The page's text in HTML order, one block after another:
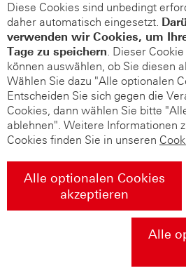
Diese Cookies sind unbedingt
daher automatisch eingesetzt.
verwenden wir Cookies, um
Tage zu speichern. Dieser
können auswählen, ob Sie diesen
Wählen Sie dazu "Alle optionalen
Entscheiden Sie sich gegen die
Cookies, dann wählen Sie bitte
ablehnen". Weitere Informationen
Cookies finden Sie in unseren
Alle optionalen Cookies
akzeptieren
Alle